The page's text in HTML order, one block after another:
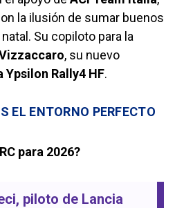
la ilusión de sumar buenos
Su copiloto para la
, su nuevo
Ypsilon Rally4 HF.
EL ENTORNO PERFECTO
para 2026?
, piloto de Lancia